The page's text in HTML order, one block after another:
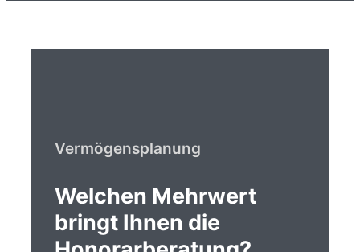
Vermögensplanung
Welchen Mehrwert
bringt Ihnen die